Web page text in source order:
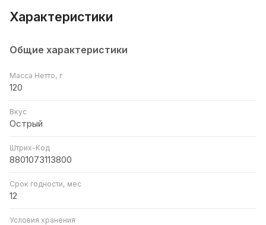
Характеристики
Общие характеристики
Масса Нетто, г
120
Вкус
Острый
Штрих-Код
8801073113800
Срок годности, мес
12
Условия хранения